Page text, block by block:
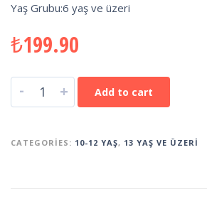
Yaş Grubu:6 yaş ve üzeri
₺199.90
- + Add to cart
CATEGORIES: 10-12 YAŞ, 13 YAŞ VE ÜZERI